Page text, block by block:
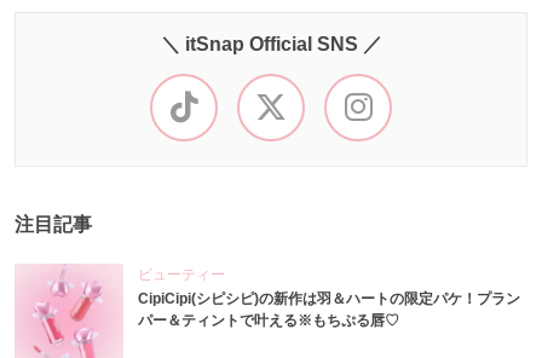
＼ itSnap Official SNS ／
注目記事
ビューティー
CipiCipi(シピシピ)の新作は羽＆ハートの限定パケ！プラン
パー＆ティントで叶える※もちぷる唇♡